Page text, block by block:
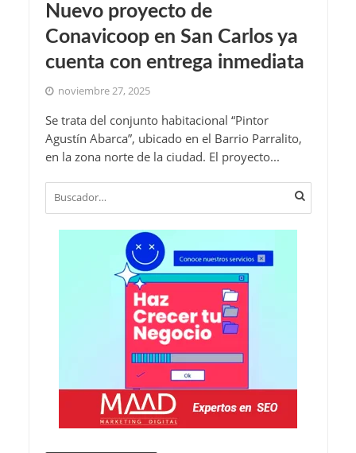
Nuevo proyecto de
Conavicoop en San Carlos ya
cuenta con entrega inmediata
noviembre 27, 2025
Se trata del conjunto habitacional “Pintor
Agustín Abarca”, ubicado en el Barrio Parralito,
en la zona norte de la ciudad. El proyecto...